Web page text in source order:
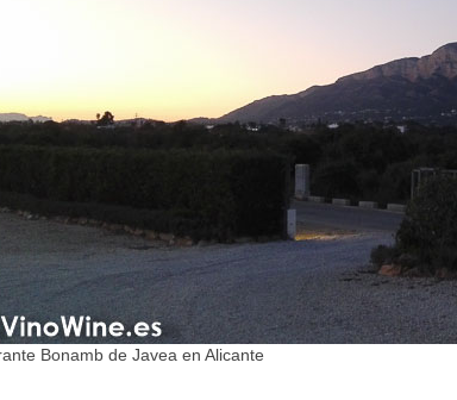
Bonamb de Javea en Alicante